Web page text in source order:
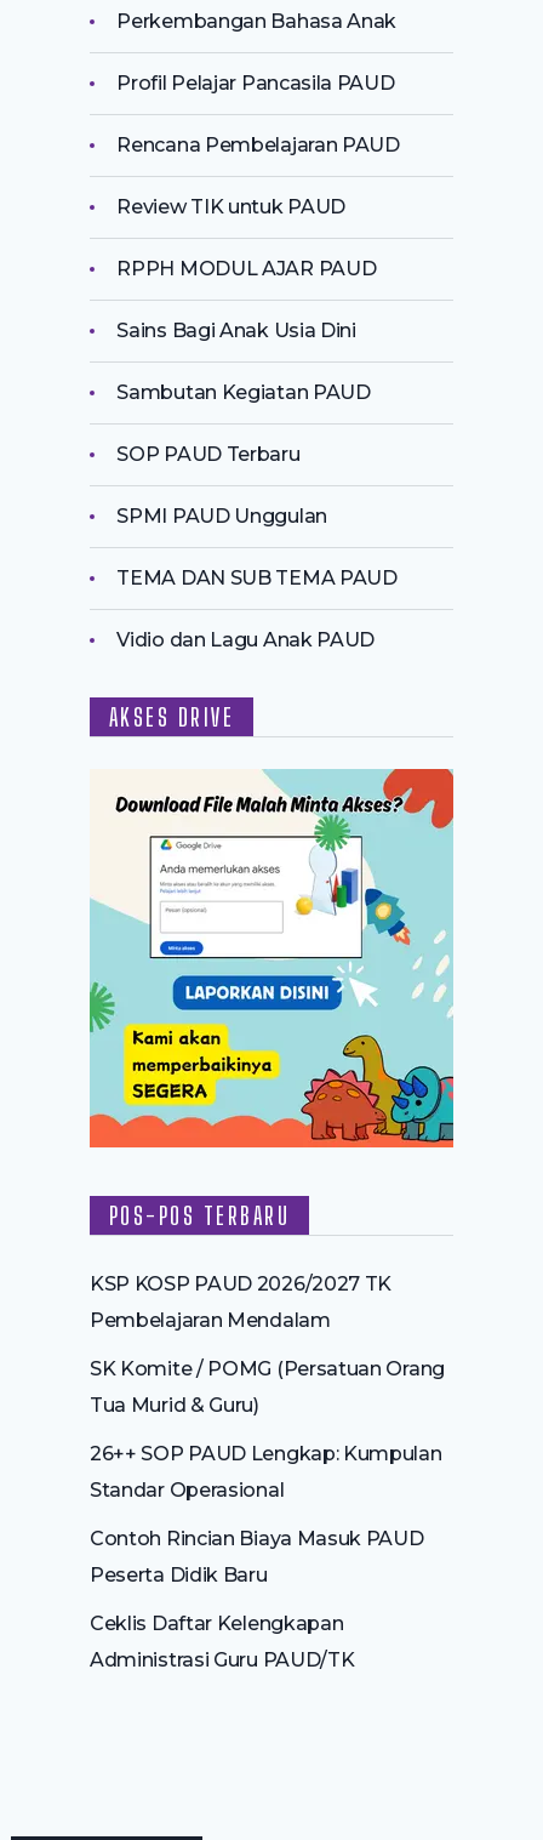
Perkembangan Bahasa Anak
Profil Pelajar Pancasila PAUD
Rencana Pembelajaran PAUD
Review TIK untuk PAUD
RPPH MODUL AJAR PAUD
Sains Bagi Anak Usia Dini
Sambutan Kegiatan PAUD
SOP PAUD Terbaru
SPMI PAUD Unggulan
TEMA DAN SUB TEMA PAUD
Vidio dan Lagu Anak PAUD
AKSES DRIVE
POS-POS TERBARU
KSP KOSP PAUD 2026/2027 TK
Pembelajaran Mendalam
SK Komite / POMG (Persatuan Orang
Tua Murid & Guru)
26++ SOP PAUD Lengkap: Kumpulan
Standar Operasional
Contoh Rincian Biaya Masuk PAUD
Peserta Didik Baru
Ceklis Daftar Kelengkapan
Administrasi Guru PAUD/TK